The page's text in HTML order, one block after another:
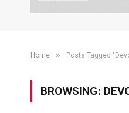
Home » Posts Tagged
BROWSING: